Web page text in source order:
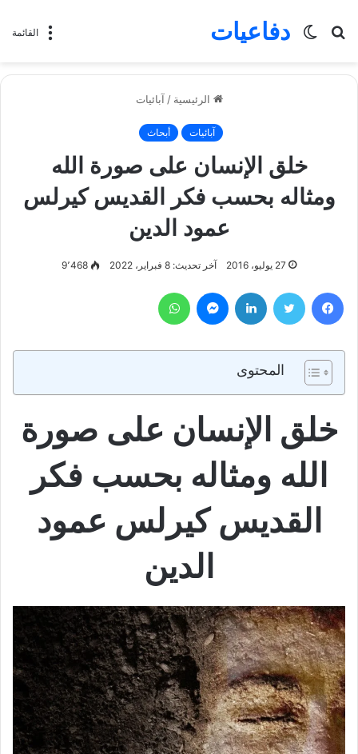
القائمة دفاعيات
بحث
الوضع
الرئيسية / آبائيات
آبائيات أبحاث
خلق الإنسان على صورة الله
ومثاله بحسب فكر القديس كيرلس
عمود الدين
27 يوليو، 2016 آخر تحديث: 8 فبراير، 2022 9٬468
فيسبوك تويتر لينكدإن ماسنجر
المحتوى
خلق الإنسان على صورة
الله ومثاله بحسب فكر
القديس كيرلس عمود
الدين